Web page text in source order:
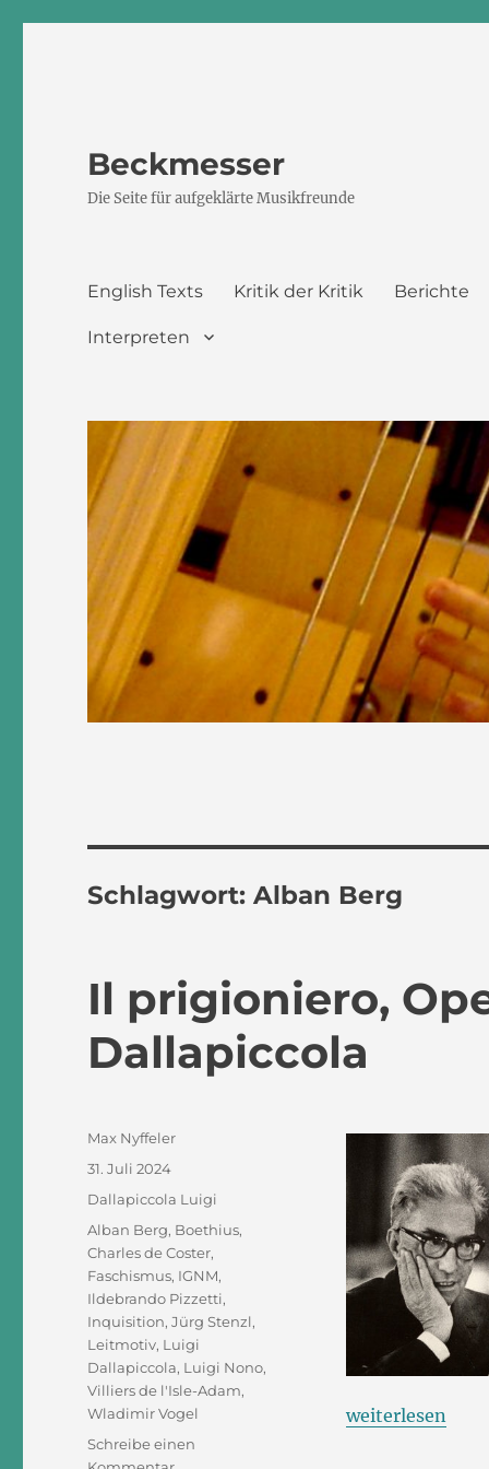
Beckmesser
Die Seite für aufgeklärte Musikfreunde
English Texts Kritik der Kritik Berichte
Interpreten
Schlagwort:Alban Berg
Il prigioniero,
Dallapiccola
„Il prigioniero,
weiterlesen
Autor
Max Nyffeler
Veröffentlicht
am
31. Juli 2024
Kategorien
Dallapiccola Luigi
Schlagwörter
Alban Berg, Boethius,
Charles de Coster,
Faschismus, IGNM,
Ildebrando Pizzetti,
Inquisition,Jürg Stenzl,
Leitmotiv, Luigi
Dallapiccola, Luigi Nono,
Villiers de l'Isle-Adam,
Wladimir Vogel
Schreibe einen